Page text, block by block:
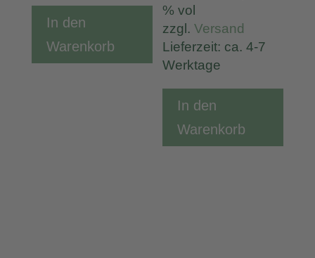
In den
Warenkorb
% vol
zzgl.Versand
Lieferzeit: ca. 4-7
Werktage
In den
Warenkorb